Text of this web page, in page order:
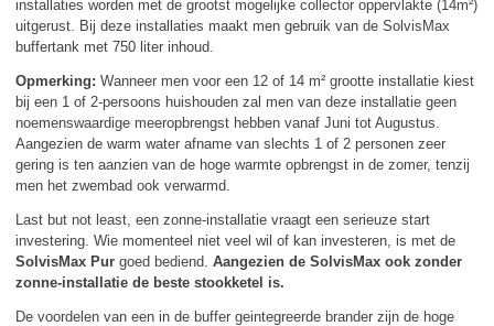
installaties worden met de grootst mogelijke collector oppervlakte (14m²)
uitgerust. Bij deze installaties maakt men gebruik van de SolvisMax
buffertank met 750 liter inhoud.
Opmerking: Wanneer men voor een 12 of 14 m² grootte installatie kiest
bij een 1 of 2-persoons huishouden zal men van deze installatie geen
noemenswaardige meeropbrengst hebben vanaf Juni tot Augustus.
Aangezien de warm water afname van slechts 1 of 2 personen zeer
gering is ten aanzien van de hoge warmte opbrengst in de zomer, tenzij
men het zwembad ook verwarmd.
Last but not least, een zonne-installatie vraagt een serieuze start
investering. Wie momenteel niet veel wil of kan investeren, is met de
SolvisMax Pur goed bediend. Aangezien de SolvisMax ook zonder
zonne-installatie de beste stookketel is.
De voordelen van een in de buffer geintegreerde brander zijn de hoge